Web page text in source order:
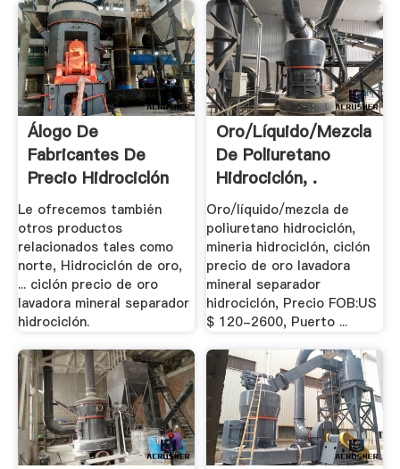
Álogo De
Fabricantes De
Precio Hidrociclón
De .
Le ofrecemos también
otros productos
relacionados tales como
norte, Hidrociclón de oro,
... ciclón precio de oro
lavadora mineral separador
hidrociclón.
Oro/líquido/mezcla
De Poliuretano
Hidrociclón, .
Oro/líquido/mezcla de
poliuretano hidrociclón,
mineria hidrociclón, ciclón
precio de oro lavadora
mineral separador
hidrociclón, Precio FOB:US
$ 120-2600, Puerto ...